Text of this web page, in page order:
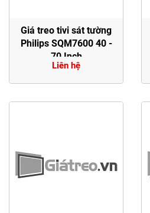
Giá treo tivi sát tường
Philips SQM7600 40 -
70 Inch
Liên hệ